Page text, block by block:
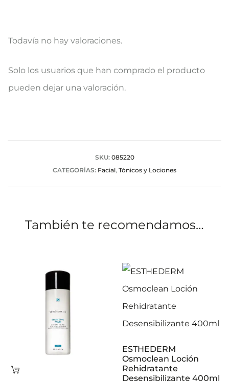
V
a
Todavía no hay valoraciones.
Solo los usuarios que han comprado el producto
pueden dejar una valoración.
SKU: 085220
CATEGORÍAS: Facial, Tónicos y Lociones
También te recomendamos…
Leer
ESTHEDERM
Osmoclean Loción
Rehidratante
Desensibilizante 400ml